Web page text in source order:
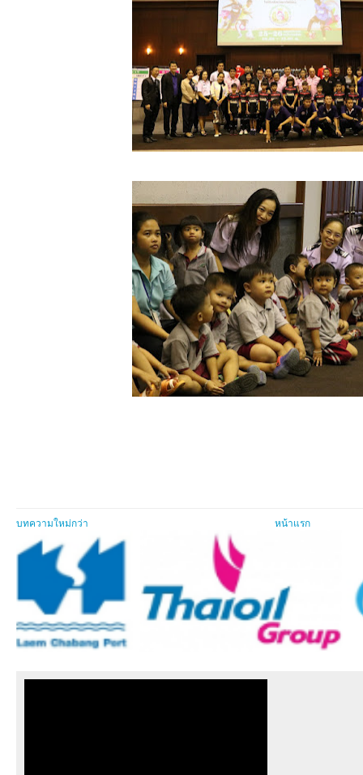
บทความใหม่กว่า หน้าแรก